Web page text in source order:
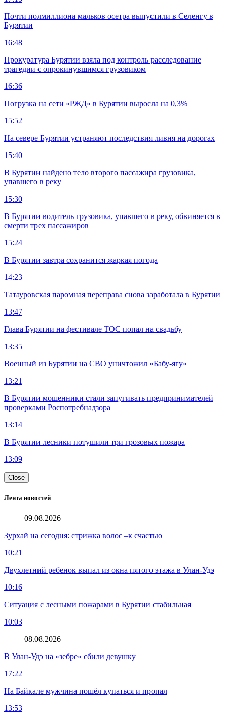
Почти полмиллиона мальков осетра выпустили в Селенгу в
Бурятии
16:48
Прокуратура Бурятии взяла под контроль расследование
трагедии с опрокинувшимся грузовиком
16:36
Погрузка на сети «РЖД» в Бурятии выросла на 0,3%
15:52
На севере Бурятии устраняют последствия ливня на дорогах
15:40
В Бурятии найдено тело второго пассажира грузовика,
упавшего в реку
15:30
В Бурятии водитель грузовика, упавшего в реку, обвиняется в
смерти трех пассажиров
15:24
В Бурятии завтра сохранится жаркая погода
14:23
Татауровская паромная переправа снова заработала в Бурятии
13:47
Глава Бурятии на фестивале ТОС попал на свадьбу
13:35
Военный из Бурятии на СВО уничтожил «Бабу-ягу»
13:21
В Бурятии мошенники стали запугивать предпринимателей
проверками Роспотребнадзора
13:14
В Бурятии лесники потушили три грозовых пожара
13:09
Close
Лента новостей
09.08.2026
Зурхай на сегодня: стрижка волос –к счастью
10:21
Двухлетний ребенок выпал из окна пятого этажа в Улан-Удэ
10:16
Ситуация с лесными пожарами в Бурятии стабильная
10:03
08.08.2026
В Улан-Удэ на «зебре» сбили девушку
17:22
На Байкале мужчина пошёл купаться и пропал
13:53